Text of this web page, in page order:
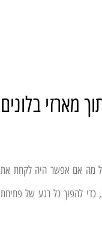
מארזי בלונים
מה אם אפשר היה לקחת את
כדי להפוך כל רגע של פתיחת